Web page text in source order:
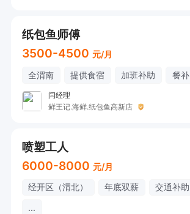
纸包鱼师傅
3500-4500 元/月
全渭南 提供食宿 加班补助 餐补
闫经理
鲜王记.海鲜.纸包鱼高新店
喷塑工人
6000-8000 元/月
经开区（渭北） 年底双薪 交通补助
...